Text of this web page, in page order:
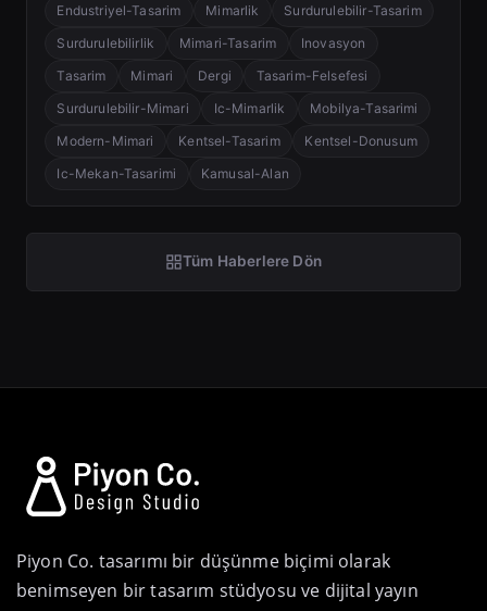
Endustriyel-Tasarim Mimarlik
Surdurulebilir-Tasarim
Surdurulebilirlik
Mimari-Tasarim
Inovasyon
Tasarim
Mimari Dergi
Tasarim-Felsefesi
Surdurulebilir-Mimari
Ic-Mimarlik
Mobilya-Tasarimi
Modern-Mimari
Kentsel-Tasarim
Kentsel-Donusum
Ic-Mekan-Tasarimi
Kamusal-Alan
Tüm Haberlere Dön
Piyon Co. tasarımı bir düşünme biçimi olarak
benimseyen bir tasarım stüdyosu ve dijital yayın